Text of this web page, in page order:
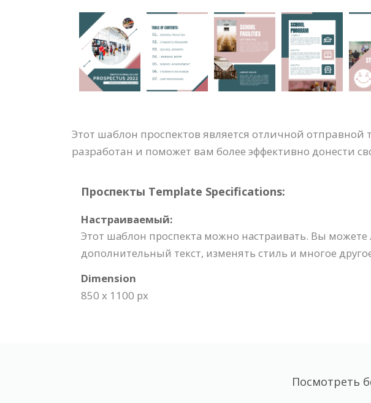
Этот шаблон проспектов является отличной
разработан и поможет вам более эффективно донести
Проспекты Template Specifications:
Настраиваемый:
Этот шаблон проспекта можно настраивать. Вы можете
дополнительный текст, изменять стиль и многое
Dimension
850 x 1100 px
Посмотреть